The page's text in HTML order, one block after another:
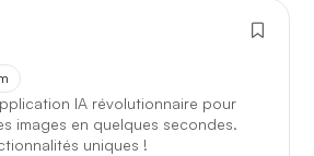
IA révolutionnaire pour
images en quelques secondes.
uniques !